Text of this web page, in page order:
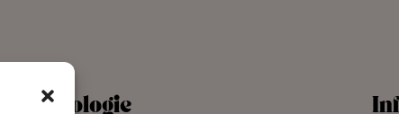
Déontologie